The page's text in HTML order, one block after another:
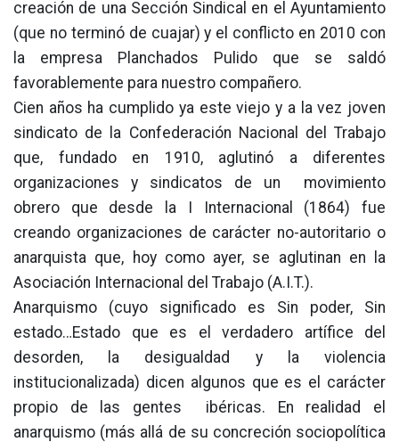
creación de una Sección Sindical en el Ayuntamiento
(que no terminó de cuajar) y el conflicto en 2010 con
la empresa Planchados Pulido que se saldó
favorablemente para nuestro compañero.
Cien años ha cumplido ya este viejo y a la vez joven
sindicato de la Confederación Nacional del Trabajo
que, fundado en 1910, aglutinó a diferentes
organizaciones y sindicatos de un movimiento
obrero que desde la I Internacional (1864) fue
creando organizaciones de carácter no-autoritario o
anarquista que, hoy como ayer, se aglutinan en la
Asociación Internacional del Trabajo (A.I.T.).
Anarquismo (cuyo significado es Sin poder, Sin
estado…Estado que es el verdadero artífice del
desorden, la desigualdad y la violencia
institucionalizada) dicen algunos que es el carácter
propio de las gentes ibéricas. En realidad el
anarquismo (más allá de su concreción sociopolítica